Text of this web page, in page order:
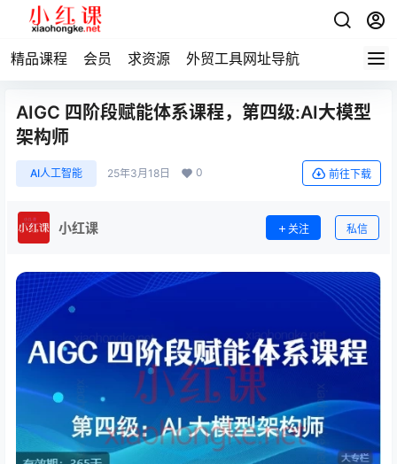
精品课程 会员 求资源 外贸工具网址导航
AIGC 四阶段赋能体系课程，第四级:AI大模型
架构师
AI人工智能 25年3月18日 0 前往下载
小红课 关注 私信